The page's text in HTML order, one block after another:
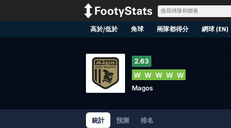
高於/低於 角球 兩隊都得分 網球 (EN)
2.63
W W W W W
Magos
統計 預測 排名